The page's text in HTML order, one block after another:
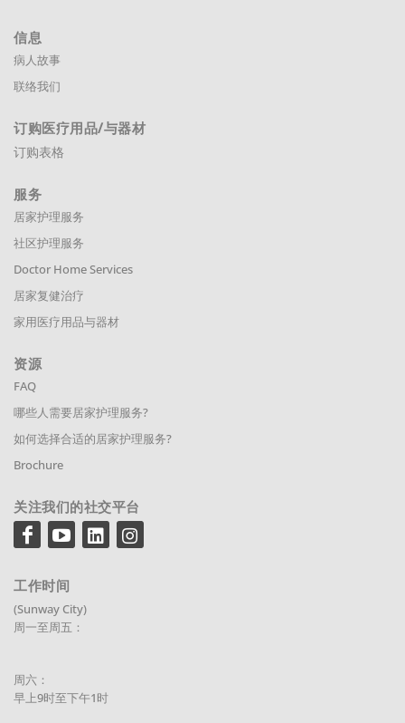
信息
病人故事
联络我们
订购医疗用品/与器材
订购表格
服务
居家护理服务
社区护理服务
Doctor Home Services
居家复健治疗
家用医疗用品与器材
资源
FAQ
哪些人需要居家护理服务?
如何选择合适的居家护理服务?
Brochure
关注我们的社交平台
工作时间
(Sunway City)
周一至周五：
周六：
早上9时至下午1时